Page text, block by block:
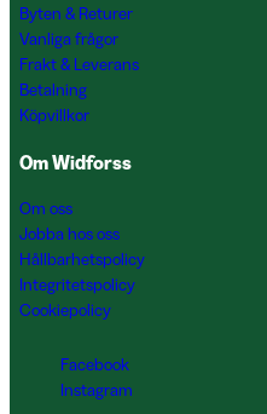
Byten & Returer
Vanliga frågor
Frakt & Leverans
Betalning
Köpvillkor
Om Widforss
Om oss
Jobba hos oss
Hållbarhetspolicy
Integritetspolicy
Cookiepolicy
Facebook
Instagram